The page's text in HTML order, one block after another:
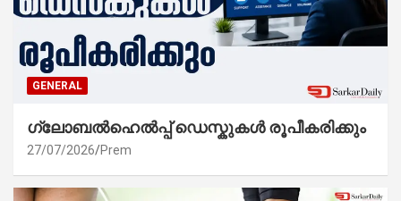
GENERAL
ഗ്ലോബൽഹെൽപ്പ് ഡെസ്കുകൾ രൂപീകരിക്കും
27/07/2026 Prem